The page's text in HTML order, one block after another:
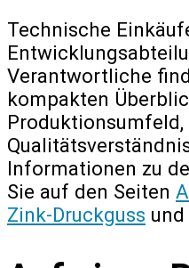
Technische
Verantwortliche
kompakten
Informationen zu
Sie auf den Seiten
Zink-Druckguss und